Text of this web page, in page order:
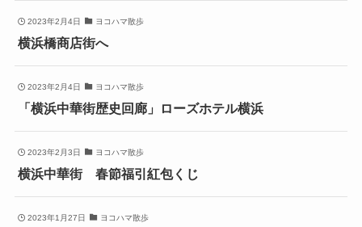
2023年2月4日 ヨコハマ散歩
横浜橋商店街へ
2023年2月4日 ヨコハマ散歩
「横浜中華街歴史回廊」ローズホテル横浜
2023年2月3日 ヨコハマ散歩
横浜中華街 春節福引紅包くじ
2023年1月27日 ヨコハマ散歩